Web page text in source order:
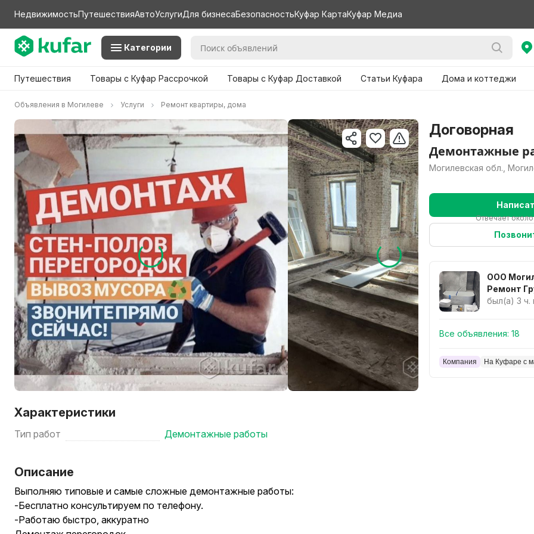
НедвижимостьПутешествияАвтоУслугиДля бизнесаБезопасностьКуфар КартаКуфар Медиа
Категории
Путешествия Товары с Куфар Рассрочкой Товары с Куфар Доставкой Статьи Куфара Дома и коттеджи
Объявления в Могилеве Услуги Ремонт квартиры, дома
Характеристики
Тип работ Демонтажные работы
Описание
Выполняю типовые и самые сложные демонтажные работы:
-Бесплатно консультируем по телефону.
-Работаю быстро, аккуратно
Договорная
Демонтажные
Могилевская обл.,
Отвечает
ООО
Ремонт
был(а) 3 ч.
Все объявления: 18
Компания На Куфаре с